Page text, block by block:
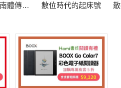
體傳統
數位時代的起床號